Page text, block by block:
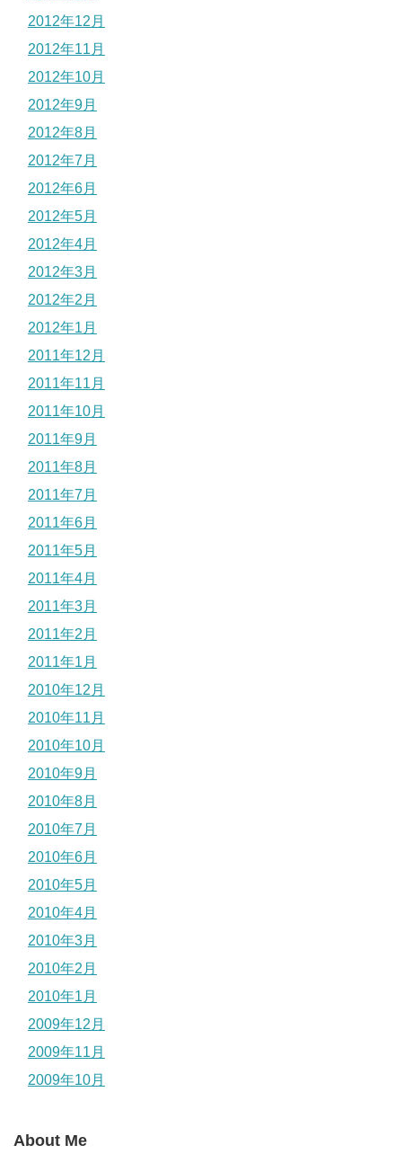
2012年12月
2012年11月
2012年10月
2012年9月
2012年8月
2012年7月
2012年6月
2012年5月
2012年4月
2012年3月
2012年2月
2012年1月
2011年12月
2011年11月
2011年10月
2011年9月
2011年8月
2011年7月
2011年6月
2011年5月
2011年4月
2011年3月
2011年2月
2011年1月
2010年12月
2010年11月
2010年10月
2010年9月
2010年8月
2010年7月
2010年6月
2010年5月
2010年4月
2010年3月
2010年2月
2010年1月
2009年12月
2009年11月
2009年10月
About Me